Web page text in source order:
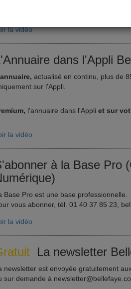
la vidéo
dans l'Appli
actualisé en continu, plus de
sur l'Appli.
l'annuaire dans l'Appli et sur
la vidéo
à la Base Pro
Base Pro est une base professionnelle.
vous abonner, tél. 01 40 37 85 23,
la vidéo
La newsletter
newsletter est envoyée gratuitement
sur demande à